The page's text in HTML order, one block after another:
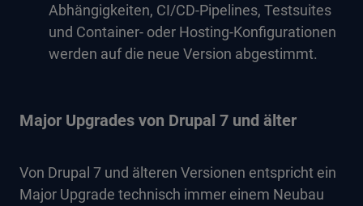
Abhängigkeiten, CI/CD-Pipelines, Testsuites
und Container- oder Hosting-Konfigurationen
werden auf die neue Version abgestimmt.
Major Upgrades von Drupal 7 und älter
Von Drupal 7 und älteren Versionen entspricht ein
Major Upgrade technisch immer einem Neubau